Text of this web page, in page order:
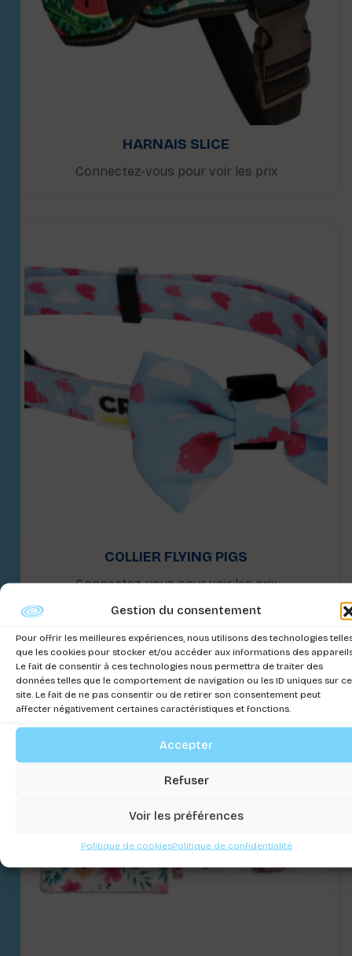
Gestion du consentement
Pour offrir les meilleures expériences, nous utilisons des technologies
que les cookies pour stocker et/ou accéder aux informations des
Le fait de consentir à ces technologies nous permettra de traiter des
données telles que le comportement de navigation ou les ID uniques sur ce
site. Le fait de ne pas consentir ou de retirer son consentement peut
affecter négativement certaines caractéristiques et fonctions.
Accepter
Refuser
Voir les préférences
Politique de cookiesPolitique de confidentialité
HARNAIS SLICE
Connectez-vous pour voir les prix
COLLIER FLYING PIGS
Connectez-vous pour voir les prix